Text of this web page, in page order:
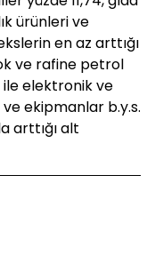
ürünleri ve
en az arttığı
ve rafine petrol
ile elektronik ve
ekipmanlar b.y.s.
arttığı alt